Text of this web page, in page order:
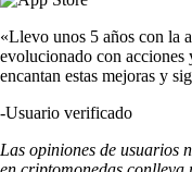
«Llevo unos 5 años con la
evolucionado con
encantan estas mejoras y
-Usuario verificado
Las opiniones de usuarios